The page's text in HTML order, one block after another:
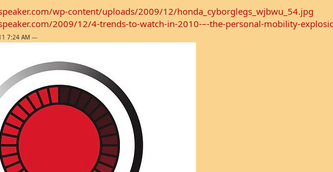
wp-content/uploads/2009/12/honda_cyborglegs_wjbwu_54.jpg
2009/12/4-trends-to-watch-in-2010-–-the-personal-mobility-
7:24 AM ---